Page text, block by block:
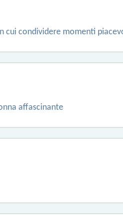
cui condividere momenti
affascinante